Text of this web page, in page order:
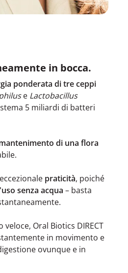
in bocca.
ponderata di tre ceppi
e Lactobacillus
5 miliardi di batteri
di una flora
praticità, poiché
senza acqua – basta
veloce, Oral Biotics DIRECT
in movimento e
ovunque e in